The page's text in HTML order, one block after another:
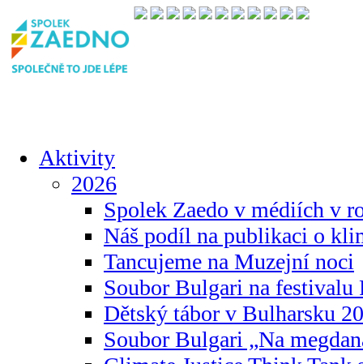
Aktivity
2026
Spolek Zaedo v médiích v
Náš podíl na publikaci o
Tancujeme na Muzejní noci
Soubor Bulgari na festivalu
Dětský tábor v Bulharsku
Soubor Bulgari „Na